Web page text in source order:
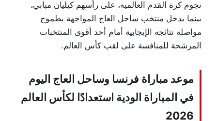
نجوم كرة القدم العالمية، على رأسهم كيليان مبابي،
بينما يدخل منتخب ساحل العاج المواجهة بطموح
مواصلة نتائجه الإيجابية أمام أحد أقوى المنتخبات
المرشحة للمنافسة على لقب كأس العالم.
موعد مباراة فرنسا وساحل العاج اليوم
في المباراة الودية استعدادًا لكأس العالم
2026